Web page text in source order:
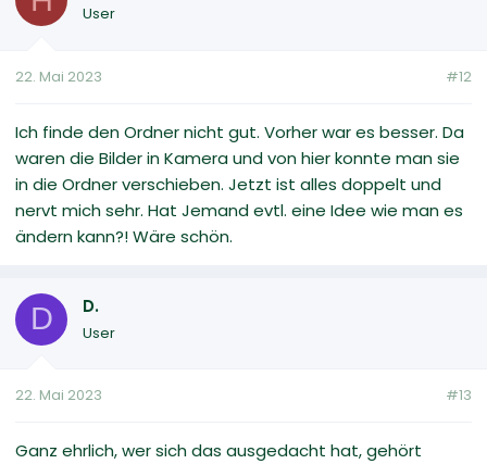
User
22. Mai 2023 #12
Ich finde den Ordner nicht gut. Vorher war es besser. Da
waren die Bilder in Kamera und von hier konnte man sie
in die Ordner verschieben. Jetzt ist alles doppelt und
nervt mich sehr. Hat Jemand evtl. eine Idee wie man es
ändern kann?! Wäre schön.
D D.
User
22. Mai 2023 #13
Ganz ehrlich, wer sich das ausgedacht hat, gehört